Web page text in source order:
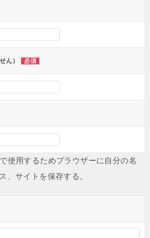
ん） 必須
使用するためブラウザーに自分の名
、サイトを保存する。